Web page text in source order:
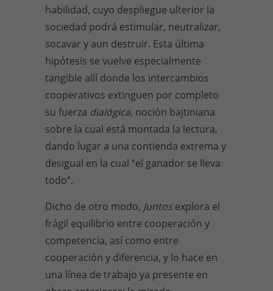
habilidad, cuyo despliegue ulterior la
sociedad podrá estimular, neutralizar,
socavar y aun destruir. Esta última
hipótesis se vuelve especialmente
tangible allí donde los intercambios
cooperativos extinguen por completo
su fuerza dialógica, noción bajtiniana
sobre la cual está montada la lectura,
dando lugar a una contienda extrema y
desigual en la cual “el ganador se lleva
todo”.
Dicho de otro modo, Juntos explora el
frágil equilibrio entre cooperación y
competencia, así como entre
cooperación y diferencia, y lo hace en
una línea de trabajo ya presente en